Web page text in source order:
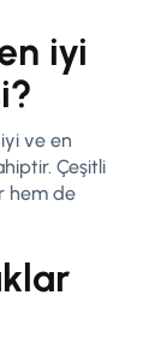
iyi
ve en
Çeşitli
hem de